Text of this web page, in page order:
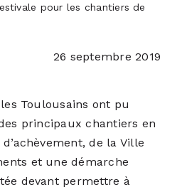
pour les chantiers de
26 septembre 2019
Toulousains ont pu
principaux chantiers en
de la Ville
et une démarche
devant permettre à